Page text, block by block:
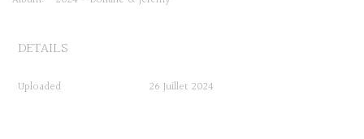
DETAILS
Uploaded 26 Juillet 2024